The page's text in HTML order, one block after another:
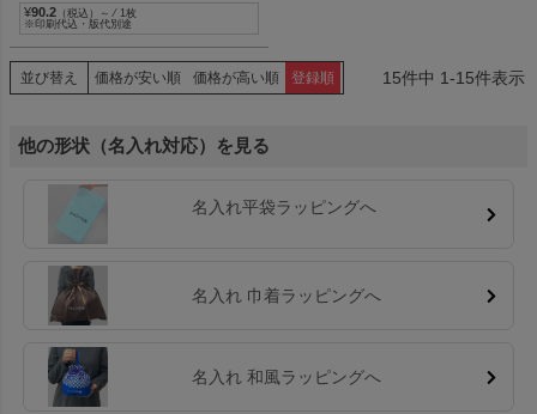
¥90.2 （税込）～ ⁄ 1枚
※印刷代込・版代別途
並び替え 価格が安い順 価格が高い順 登録順 15件中 1-15件表示
他の形状（名入れ対応）を見る
名入れ平袋ラッピングへ
名入れ 巾着ラッピングへ
名入れ 和風ラッピングへ